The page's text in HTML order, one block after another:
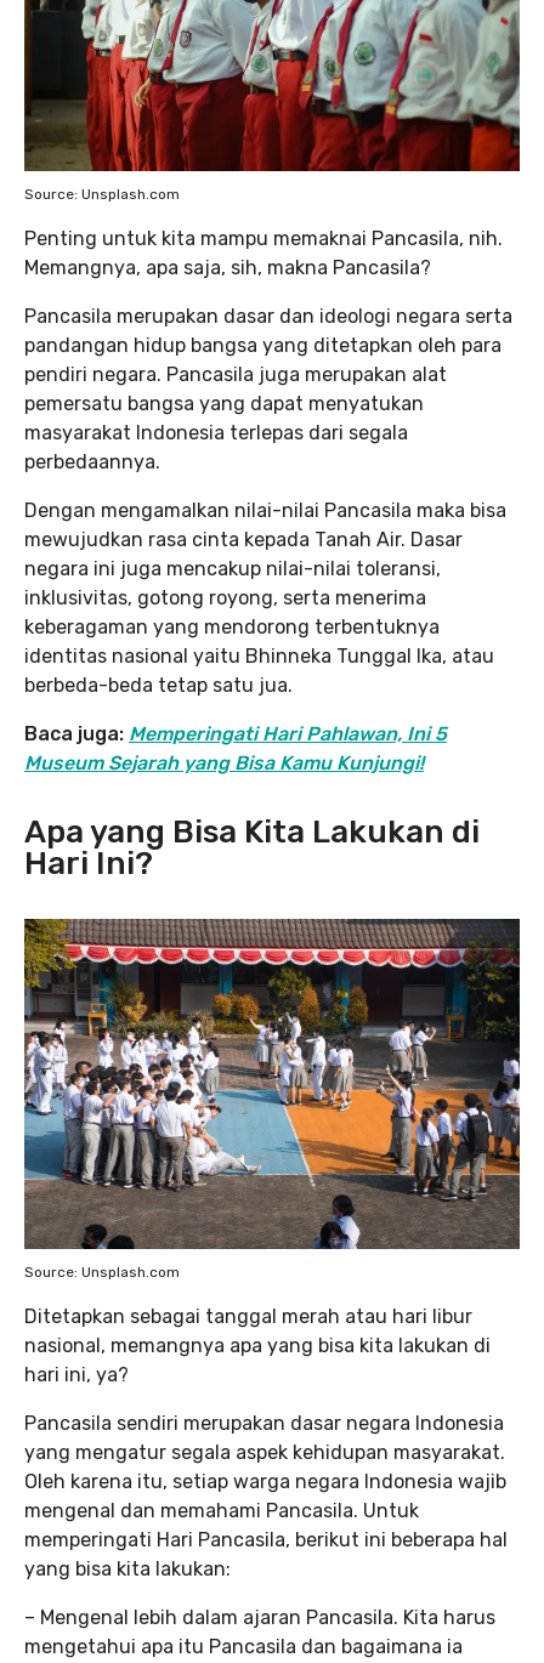
Source: Unsplash.com
Penting untuk kita mampu memaknai Pancasila, nih.
Memangnya, apa saja, sih, makna Pancasila?
Pancasila merupakan dasar dan ideologi negara serta
pandangan hidup bangsa yang ditetapkan oleh para
pendiri negara. Pancasila juga merupakan alat
pemersatu bangsa yang dapat menyatukan
masyarakat Indonesia terlepas dari segala
perbedaannya.
Dengan mengamalkan nilai-nilai Pancasila maka bisa
mewujudkan rasa cinta kepada Tanah Air. Dasar
negara ini juga mencakup nilai-nilai toleransi,
inklusivitas, gotong royong, serta menerima
keberagaman yang mendorong terbentuknya
identitas nasional yaitu Bhinneka Tunggal Ika, atau
berbeda-beda tetap satu jua.
Baca juga: Memperingati Hari Pahlawan, Ini 5
Museum Sejarah yang Bisa Kamu Kunjungi!
Apa yang Bisa Kita Lakukan di
Hari Ini?
Source: Unsplash.com
Ditetapkan sebagai tanggal merah atau hari libur
nasional, memangnya apa yang bisa kita lakukan di
hari ini, ya?
Pancasila sendiri merupakan dasar negara Indonesia
yang mengatur segala aspek kehidupan masyarakat.
Oleh karena itu, setiap warga negara Indonesia wajib
mengenal dan memahami Pancasila. Untuk
memperingati Hari Pancasila, berikut ini beberapa hal
yang bisa kita lakukan:
– Mengenal lebih dalam ajaran Pancasila. Kita harus
mengetahui apa itu Pancasila dan bagaimana ia